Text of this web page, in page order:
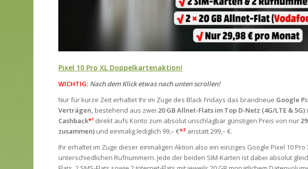
Pixel 10 Pro XL Doppelkartenaktion!
WICHTIG: Nach dem Klick etwas nach unten scrollen!
Nur für kurze Zeit erhaltet Ihr im Zuge des Black Fridays das brandneue Google
Verträgen, bestehend aus zwei 20 GB Allnet-Flats im Top D-Netz (4G/LTE & 5G)
Cashback*¹ direkt aufs Konto zum absolut unschlagbar günstigen Preis von nur
zusammen) und einmalig lediglich 99,– €*² anstatt 299,– €.
Ihr erhaltet im Zuge dieser einmaligen Aktion also ein einziges Google Pixel 10
unterschiedlichen Rufnummern. Jede der beiden SIM-Karten ist dabei absolut